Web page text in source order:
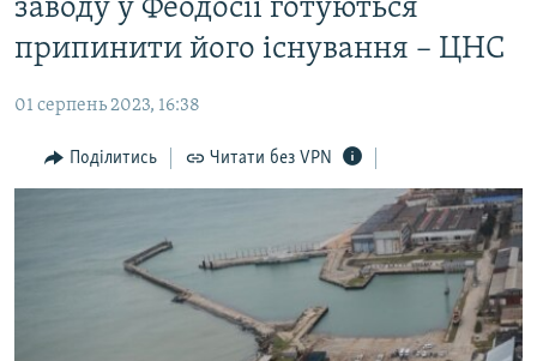
до
основної
навігації
Перейти
до
ВІДЕО ТА ФОТО
БЛОГИ
ПОГЛЯД
ВСЕ ЗА ДЕНЬ
СПЕЦПРОЕКТИ
ЯК ОБІЙТИ БЛОКУВАННЯ
заводу у Феодосії готуються
припинити його існування – ЦНС
01 серпень 2023, 16:38
Поділитись Читати без VPN